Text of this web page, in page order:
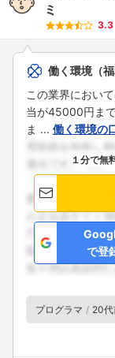
ミ
3.3
働く環境（
この業界におい
当が45000円ま
ま ... 働く環境の
１分で無
で登
プログラマ 20代